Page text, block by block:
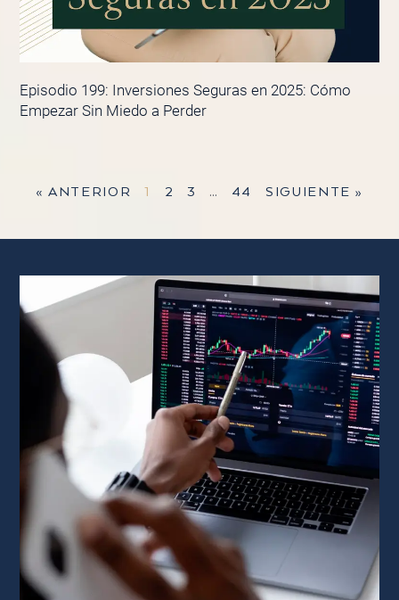
Episodio 199: Inversiones Seguras en 2025: Cómo
Empezar Sin Miedo a Perder
« ANTERIOR 1 2 3 … 44 SIGUIENTE »